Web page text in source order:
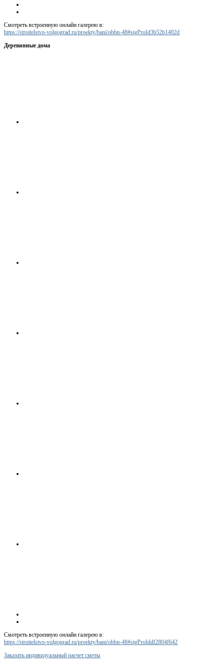
Смотреть встроенную онлайн галерею в:
https://stroitelstvo-volgograd.ru/proekty/bani/obbn-48#sigProId3b52b1402d
Деревянные дома
Смотреть встроенную онлайн галерею в:
https://stroitelstvo-volgograd.ru/proekty/bani/obbn-48#sigProIddf2804f642
Заказать индивидуальный расчет сметы